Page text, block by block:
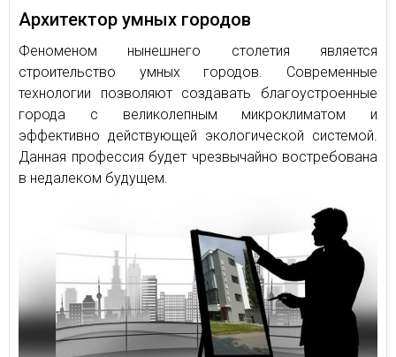
Архитектор умных городов
Феноменом нынешнего столетия является
строительство умных городов. Современные
технологии позволяют создавать благоустроенные
города с великолепным микроклиматом и
эффективно действующей экологической системой.
Данная профессия будет чрезвычайно востребована
в недалеком будущем.